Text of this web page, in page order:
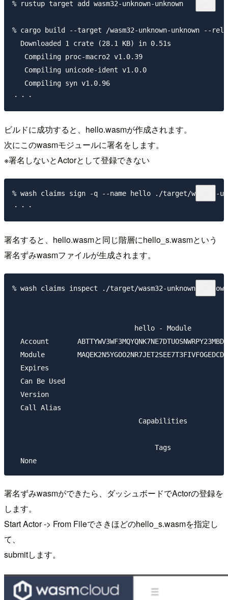
% rustup target add wasm32-unknown-unknown
% cargo build --target /wasm32-unknown-unknown --
  Downloaded 1 crate (28.1 KB) in 0.51s
   Compiling proc-macro2 v1.0.39
   Compiling unicode-ident v1.0.0
   Compiling syn v1.0.96
ビルドに成功すると、hello.wasmが作成されます。
次にこのwasmモジュールに署名をします。
※署名しないとActorとして登録できない
% wash claims sign -q --name hello ./target/wasm32-
署名すると、hello.wasmと同じ階層にhello_s.wasmという
署名ずみwasmファイルが生成されます。
% wash claims inspect ./target/wasm32-unknown-
                              hello - Module
Account
Module
Expires
Can Be Used
Version
Call Alias
                               Capabilities
                                   Tags
署名ずみwasmができたら、ダッシュボードでActorの登録を
します。
Start Actor -> From Fileでさきほどのhello_s.wasmを指定し
て、
submitします。